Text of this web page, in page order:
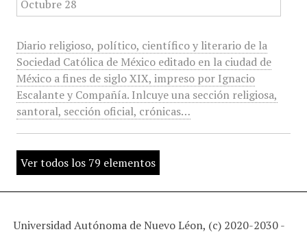
Diario religioso, político, científico y literario de la
Sociedad Católica de México editado en la ciudad de
México a fines de siglo XIX, impreso por Ignacio
Escalante y Compañía. Inlcuye una sección religiosa,
santoral, sección oficial, crónicas…
Ver todos los 79 elementos
Universidad Autónoma de Nuevo Léon, (c) 2020-2030 -